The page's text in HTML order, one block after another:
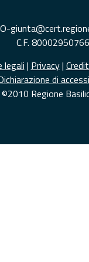
C.F. 80002950766
legali | Privacy|
di
©2010 Regione